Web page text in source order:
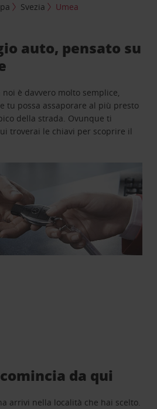
Svezia Umea
auto, pensato su
è davvero molto semplice,
tu possa assaporare al più presto
della strada. Ovunque ti
troverai le chiavi per scoprire il
da qui
arrivi nella località che hai scelto.